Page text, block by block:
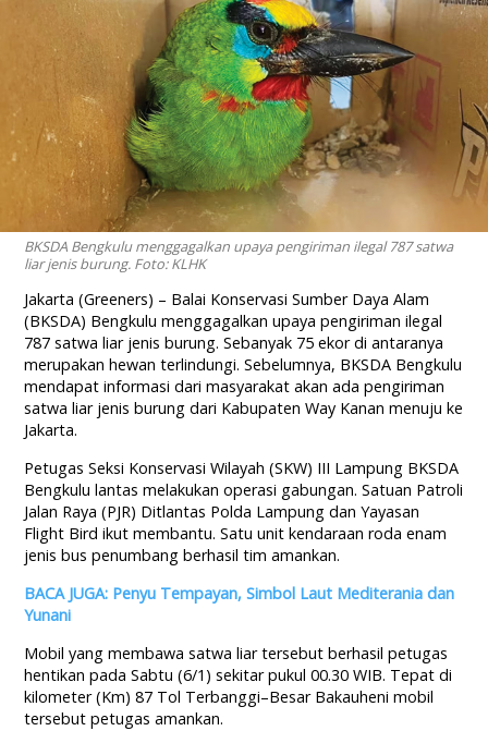
BKSDA Bengkulu menggagalkan upaya pengiriman ilegal 787 satwa
liar jenis burung. Foto: KLHK
Jakarta (Greeners) – Balai Konservasi Sumber Daya Alam
(BKSDA) Bengkulu menggagalkan upaya pengiriman ilegal
787 satwa liar jenis burung. Sebanyak 75 ekor di antaranya
merupakan hewan terlindungi. Sebelumnya, BKSDA Bengkulu
mendapat informasi dari masyarakat akan ada pengiriman
satwa liar jenis burung dari Kabupaten Way Kanan menuju ke
Jakarta.
Petugas Seksi Konservasi Wilayah (SKW) III Lampung BKSDA
Bengkulu lantas melakukan operasi gabungan. Satuan Patroli
Jalan Raya (PJR) Ditlantas Polda Lampung dan Yayasan
Flight Bird ikut membantu. Satu unit kendaraan roda enam
jenis bus penumbang berhasil tim amankan.
BACA JUGA: Penyu Tempayan, Simbol Laut Mediterania dan
Yunani
Mobil yang membawa satwa liar tersebut berhasil petugas
hentikan pada Sabtu (6/1) sekitar pukul 00.30 WIB. Tepat di
kilometer (Km) 87 Tol Terbanggi–Besar Bakauheni mobil
tersebut petugas amankan.